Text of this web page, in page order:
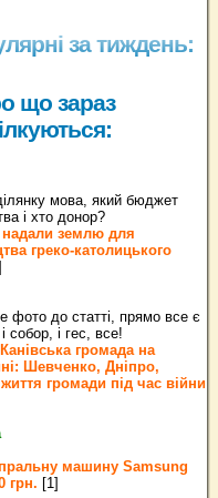
за тиждень:
що зараз
мова, який бюджет
і хто донор?
надали землю для
греко‐католицького
фото до статті, прямо все є
собор, і гес, все!
громада на
Шевченко, Дніпро,
громади під час війни
машину Samsung
грн. [1]